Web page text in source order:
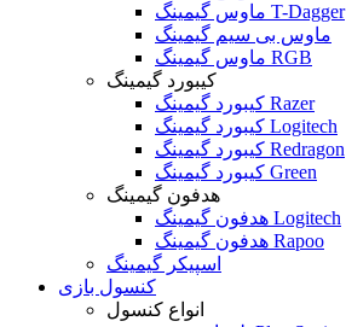
ماوس گیمینگ T-Dagger
ماوس بی سیم گیمینگ
ماوس گیمینگ RGB
کیبورد گیمینگ
کیبورد گیمینگ Razer
کیبورد گیمینگ Logitech
کیبورد گیمینگ Redragon
کیبورد گیمینگ Green
هدفون گیمینگ
هدفون گیمینگ Logitech
هدفون گیمینگ Rapoo
اسپیکر گیمینگ
کنسول بازی
انواع کنسول